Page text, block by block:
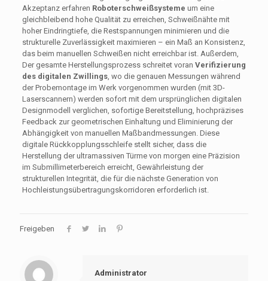
Akzeptanz erfahren Roboterschweißsysteme um eine
gleichbleibend hohe Qualität zu erreichen, Schweißnähte mit
hoher Eindringtiefe, die Restspannungen minimieren und die
strukturelle Zuverlässigkeit maximieren – ein Maß an Konsistenz,
das beim manuellen Schweißen nicht erreichbar ist. Außerdem,
Der gesamte Herstellungsprozess schreitet voran Verifizierung
des digitalen Zwillings, wo die genauen Messungen während
der Probemontage im Werk vorgenommen wurden (mit 3D-
Laserscannern) werden sofort mit dem ursprünglichen digitalen
Designmodell verglichen, sofortige Bereitstellung, hochpräzises
Feedback zur geometrischen Einhaltung und Eliminierung der
Abhängigkeit von manuellen Maßbandmessungen. Diese
digitale Rückkopplungsschleife stellt sicher, dass die
Herstellung der ultramassiven Türme von morgen eine Präzision
im Submillimeterbereich erreicht, Gewährleistung der
strukturellen Integrität, die für die nächste Generation von
Hochleistungsübertragungskorridoren erforderlich ist.
Freigeben
Administrator